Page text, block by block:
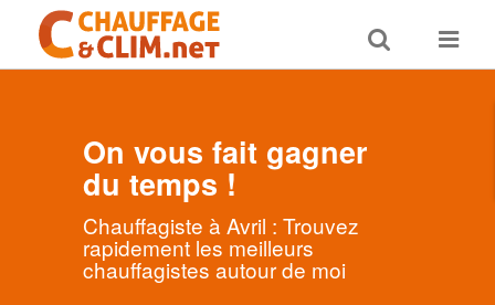
Toggle
search
Toggle
On vous fait gagner
du temps !
Chauffagiste à Avril : Trouvez
rapidement les meilleurs
chauffagistes autour de moi